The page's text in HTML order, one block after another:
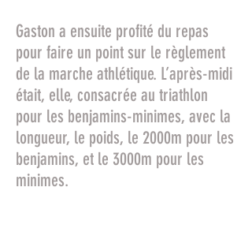
Gaston a ensuite profité du repas
pour faire un point sur le règlement
de la marche athlétique. L’après-midi
était, elle, consacrée au triathlon
pour les benjamins-minimes, avec la
longueur, le poids, le 2000m pour les
benjamins, et le 3000m pour les
minimes.